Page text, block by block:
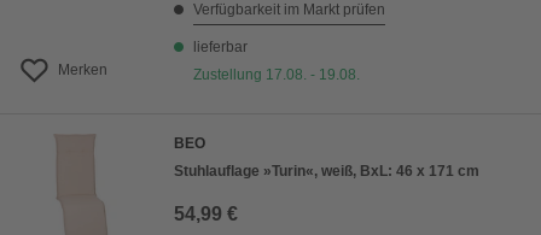
Merken
Verfügbarkeit im Markt prüfen
lieferbar
Zustellung 17.08. - 19.08.
BEO
Stuhlauflage »Turin«, weiß, BxL: 46 x 171 cm
54,99 €